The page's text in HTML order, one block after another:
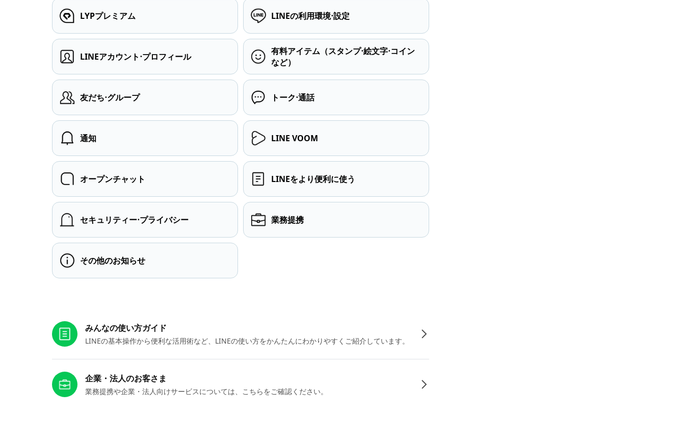
LYPプレミアム LINEの利用環境⋅設定
LINEアカウント⋅プロフィール
有料アイテム（スタンプ⋅絵文字⋅コイン
など）
友だち⋅グループ トーク⋅通話
通知 LINE VOOM
オープンチャット LINEをより便利に使う
セキュリティー⋅プライバシー 業務提携
その他のお知らせ
みんなの使い方ガイド
LINEの基本操作から便利な活用術など、LINEの使い方をかんたんにわかりやすくご紹介しています。
企業・法人のお客さま
業務提携や企業・法人向けサービスについては、こちらをご確認ください。